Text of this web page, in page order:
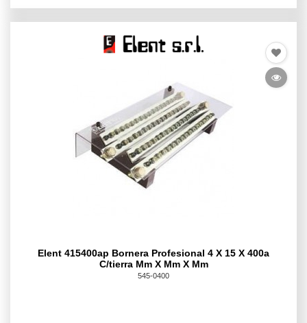
Elent 415400ap Bornera Profesional 4 X 15 X 400a
C/tierra Mm X Mm X Mm
545-0400